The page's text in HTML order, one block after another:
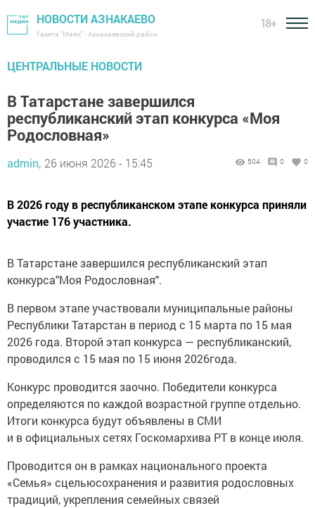
НОВОСТИ АЗНАКАЕВО
Газета "Маяк" - Азнакаевский район
18+
ЦЕНТРАЛЬНЫЕ НОВОСТИ
В Татарстане завершился
республиканский этап конкурса «Моя
Родословная»
admin, 26 июня 2026 - 15:45 504 0 0
В 2026 году в республиканском этапе конкурса приняли
участие 176 участника.
В Татарстане завершился республиканский этап
конкурса"Моя Родословная".
В первом этапе участвовали муниципальные районы
Республики Татарстан в период с 15 марта по 15 мая
2026 года. Второй этап конкурса — республиканский,
проводился с 15 мая по 15 июня 2026года.
Конкурс проводится заочно. Победители конкурса
определяются по каждой возрастной группе отдельно.
Итоги конкурса будут объявлены в СМИ
и в официальных сетях Госкомархива РТ в конце июля.
Проводится он в рамках национального проекта
«Семья» сцельюсохранения и развития родословных
традиций, укрепления семейных связей